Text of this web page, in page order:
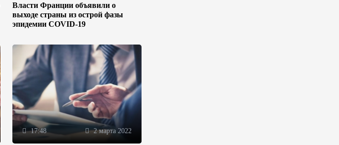
Власти Франции объявили о
выходе страны из острой фазы
эпидемии COVID-19
17:48 2 марта 2022